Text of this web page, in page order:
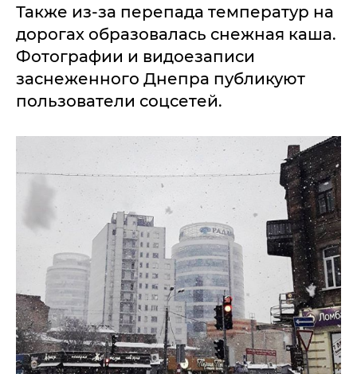
Также из-за перепада температур на
дорогах образовалась снежная каша.
Фотографии и видоезаписи
заснеженного Днепра публикуют
пользователи соцсетей.